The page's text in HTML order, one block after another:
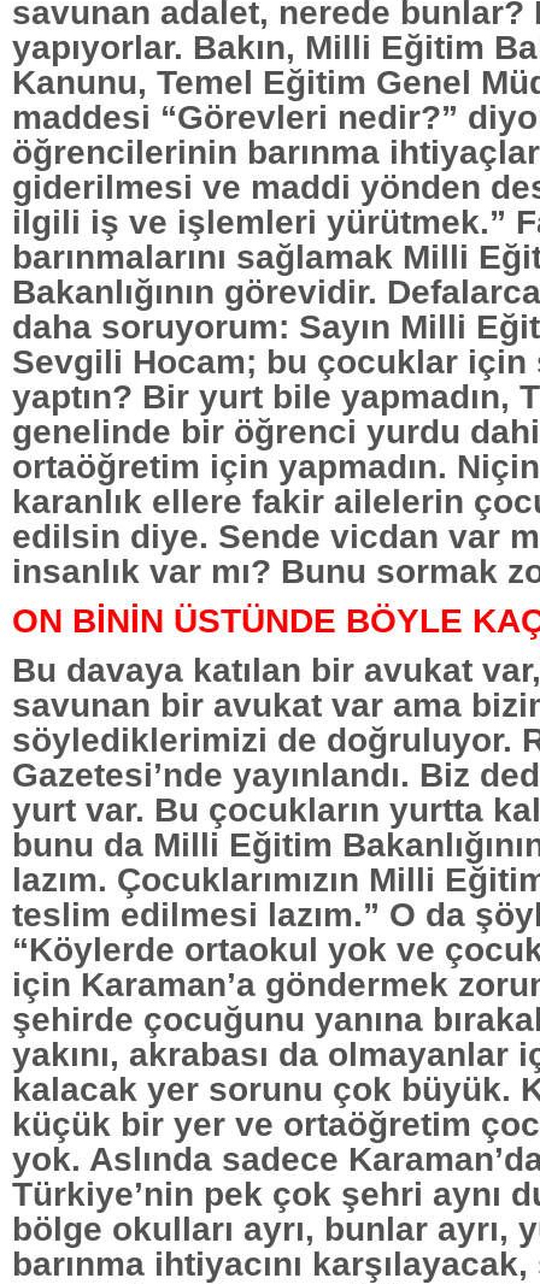
savunan adalet, nerede bunlar?
yapıyorlar. Bakın, Milli Eğitim
Kanunu, Temel Eğitim Genel
maddesi “Görevleri nedir?”
öğrencilerinin barınma
giderilmesi ve maddi yönden
ilgili iş ve işlemleri yürütmek.”
barınmalarını sağlamak Milli
Bakanlığının görevidir.
daha soruyorum: Sayın Milli
Sevgili Hocam; bu çocuklar için
yaptın? Bir yurt bile yapmadın,
genelinde bir öğrenci yurdu
ortaöğretim için yapmadın.
karanlık ellere fakir ailelerin
edilsin diye. Sende vicdan var
insanlık var mı? Bunu sormak
ON BİNİN ÜSTÜNDE BÖYLE
Bu davaya katılan bir avukat var,
savunan bir avukat var ama
söylediklerimizi de doğruluyor.
Gazetesi’nde yayınlandı. Biz
yurt var. Bu çocukların yurtta
bunu da Milli Eğitim
lazım. Çocuklarımızın Milli
teslim edilmesi lazım.” O da
“Köylerde ortaokul yok ve
için Karaman’a göndermek
şehirde çocuğunu yanına
yakını, akrabası da olmayanlar
kalacak yer sorunu çok büyük.
küçük bir yer ve ortaöğretim
yok. Aslında sadece
Türkiye’nin pek çok şehri aynı
bölge okulları ayrı, bunlar ayrı,
barınma ihtiyacını